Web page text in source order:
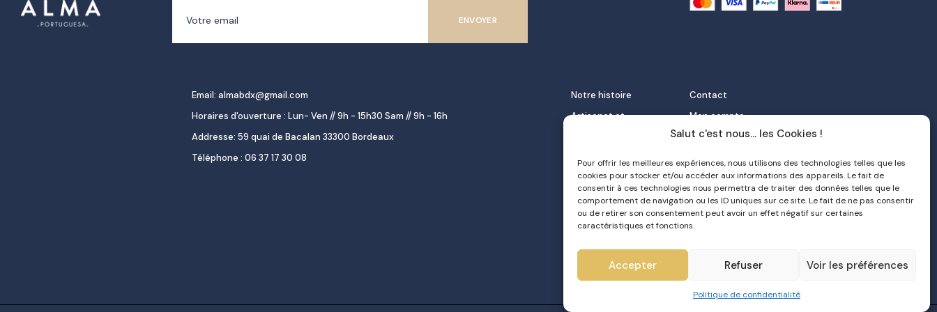
Salut c'est nous... les Cookies !
Pour offrir les meilleures expériences, nous utilisons des technologies telles que les
cookies pour stocker et/ou accéder aux informations des appareils. Le fait de
consentir à ces technologies nous permettra de traiter des données telles que le
comportement de navigation ou les ID uniques sur ce site. Le fait de ne pas consentir
ou de retirer son consentement peut avoir un effet négatif sur certaines
caractéristiques et fonctions.
Accepter Refuser Voir les préférences
Politique de confidentialité
Email: almabdx@gmail.com
Horaires d'ouverture : Lun- Ven // 9h - 15h30 Sam // 9h - 16h
Addresse: 59 quai de Bacalan 33300 Bordeaux
Téléphone : 06 37 17 30 08
Notre histoire
Artisanat et
Épicerie fine et
gourmet
Repas à emporter
Le pastel de nata
Contact
Mon compte
FAQ
Livraison
Politique de confidentialité
CGV